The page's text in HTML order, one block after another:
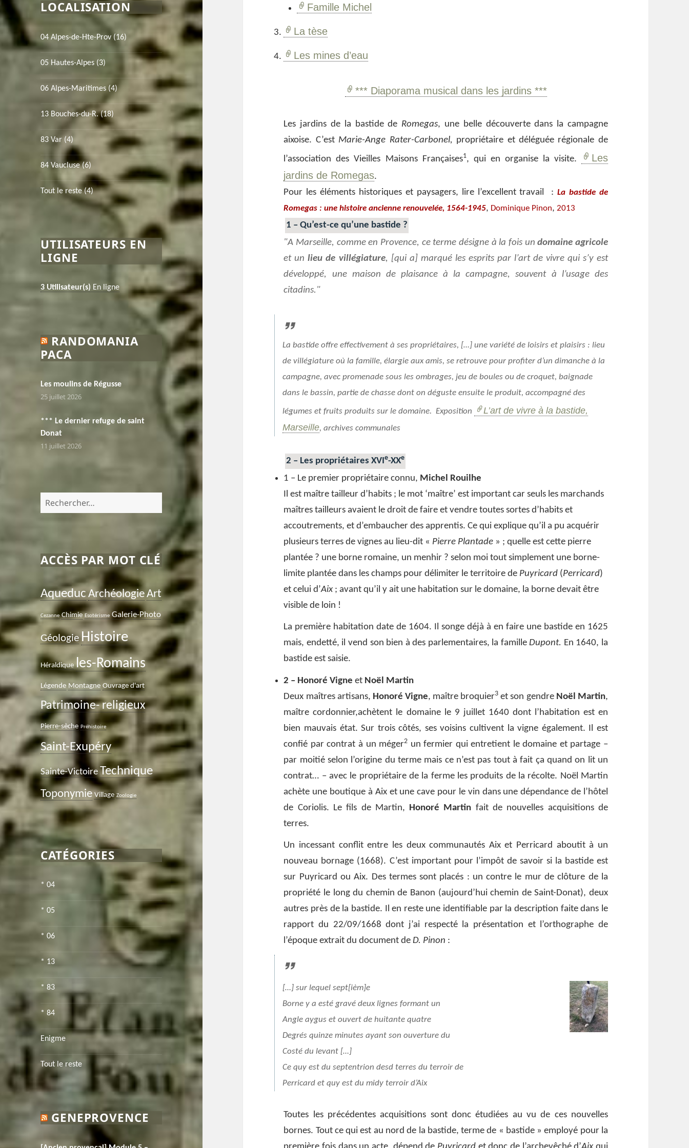
LOCALISATION
04 Alpes-de-Hte-Prov (16)
05 Hautes-Alpes (3)
06 Alpes-Maritimes (4)
13 Bouches-du-R.(18)
83 Var (4)
84 Vaucluse(6)
Tout le reste(4)
UTILISATEURS EN
LIGNE
3 Utilisateur(s) En ligne
RANDOMANIA
PACA
Les moulins de Régusse
25 juillet 2026
*** Le dernier refuge de saint
Donat
11 juillet 2026
Rechercher :
ACCÈS PAR MOT CLÉ
Aqueduc ArchéologieArt
Cezanne Chimie Esotérisme Galerie-Photo
Géologie Histoire
Héraldique les-Romains
Légende Montagne Ouvrage d'art
Patrimoine- religieux
Pierre-sèche Préhistoire
Saint-Exupéry
Sainte-Victoire Technique
Toponymie Village Zoologie
CATÉGORIES
* 04
* 05
* 06
* 13
* 83
* 84
Enigme
Tout le reste
GENEPROVENCE
Famille Michel
La tèse
Les mines d’eau
*** Diaporama musical dans les jardins ***
Les jardins de la bastide de Romegas, une belle découverte dans la campagne
aixoise. C’est Marie-Ange Rater-Carbonel, propriétaire et déléguée régionale de
l’association des Vieilles Maisons Françaises1, qui en organise la visite.
Les
jardins de Romegas.
Pour les éléments historiques et paysagers, lire l’excellent travail :La bastide de
Romegas : une histoire ancienne renouvelée, 1564-1945, Dominique Pinon,2013
1 – Qu’est-ce qu’une bastide ?
A Marseille, comme en Provence, ce terme désigne à la fois undomaine agricole
et unlieu de villégiature, [qui a] marqué les esprits par l’art de vivre qui s’y est
développé, une maison de plaisance à la campagne, souvent à l’usage des
citadins.
La bastide offre effectivement à ses propriétaires, […] une variété de loisirs et plaisirs : lieu
de villégiature où la famille, élargie aux amis, se retrouve pour profiter d’un dimanche à la
campagne, avec promenade sous les ombrages, jeu de boules ou de croquet, baignade
dans le bassin, partie de chasse dont on déguste ensuite le produit, accompagné des
légumes et fruits produits sur le domaine. Exposition
L’art de vivre à la bastide,
Marseille, archives communales
2 – Les propriétaires XVIe-XXe
1 – Le premier propriétaire connu, Michel Rouilhe
Il est maître tailleur d’habits ; le mot ‘maître’ est important car seuls les marchands
maîtres tailleurs avaient le droit de faire et vendre toutes sortes d’habits et
accoutrements, et d’embaucher des apprentis. Ce qui explique qu’il a pu acquérir
plusieurs terres de vignes au lieu-dit « Pierre Plantade » ; quelle est cette pierre
plantée ? une borne romaine, un menhir ? selon moi tout simplement une borne-
limite plantée dans les champs pour délimiter le territoire de Puyricard (Perricard)
et celui d’Aix ; avant qu’il y ait une habitation sur le domaine, la borne devait être
visible de loin !
La première habitation date de 1604. Il songe déjà à en faire une bastide en 1625
mais, endetté, il vend son bien à des parlementaires, la familleDupont. En 1640, la
bastide est saisie.
2 – Honoré Vigne et Noël Martin
Deux maîtres artisans, Honoré Vigne, maître broquier3 et son gendre Noël Martin,
maître cordonnier,achètent le domaine le 9 juillet 1640 dont l’habitation est en
bien mauvais état. Sur trois côtés, ses voisins cultivent la vigne également. Il est
confié par contrat à un méger2 un fermier qui entretient le domaine et partage –
par moitié selon l’origine du terme mais ce n’est pas tout à fait ça quand on lit un
contrat… – avec le propriétaire de la ferme les produits de la récolte. Noël Martin
achète une boutique à Aix et une cave pour le vin dans une dépendance de l’hôtel
de Coriolis. Le fils de Martin,
Honoré Martin fait de nouvelles acquisitions de
terres.
Un incessant conflit entre les deux communautés Aix et Perricard aboutit à un
nouveau bornage (1668). C’est important pour l’impôt de savoir si la bastide est
sur Puyricard ou Aix. Des termes sont placés : un contre le mur de clôture de la
propriété le long du chemin de Banon (aujourd’hui chemin de Saint-Donat), deux
autres près de la bastide. Il en reste une identifiable par la description faite dans le
rapport du 22/09/1668 dont j’ai respecté la présentation et l’orthographe de
l’époque extrait du document deD. Pinon :
[…] sur lequel sept[ièm]e
Borne y a esté gravé deux lignes formant un
Angle aygus et ouvert de huitante quatre
Degrés quinze minutes ayant son ouverture du
Costé du levant […]
Ce quy est du septentrion desd terres du terroir de
Perricard et quy est du midy terroir d’Aix
Toutes les précédentes acquisitions sont donc étudiées au vu de ces nouvelles
bornes. Tout ce qui est au nord de la bastide, terme de « bastide » employé pour la